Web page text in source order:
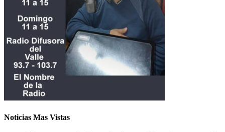
Noticias Mas Vistas